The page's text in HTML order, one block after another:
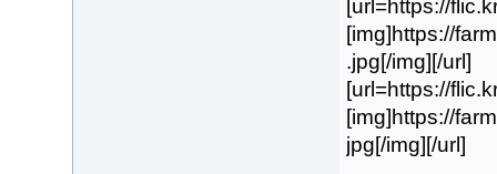
[url=https://
[img]https://
.jpg[/img][/url]
[url=https://
[img]https://
jpg[/img][/url]